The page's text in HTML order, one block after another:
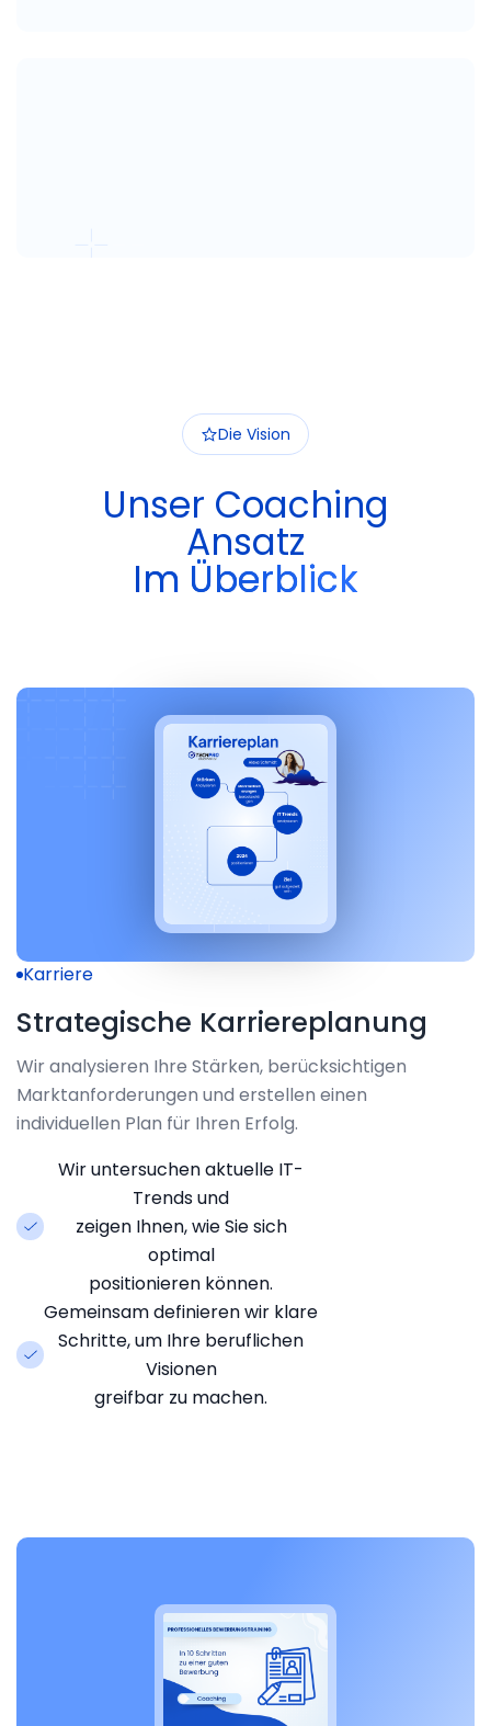
Die Vision
Unser Coaching
Ansatz
Im Überblick
Karriere
Strategische Karriereplanung
Wir analysieren Ihre Stärken, berücksichtigen
Marktanforderungen und erstellen einen
individuellen Plan für Ihren Erfolg.
Wir untersuchen aktuelle IT-
Trends und
zeigen Ihnen, wie Sie sich
optimal
positionieren können.
Gemeinsam definieren wir klare
Schritte, um Ihre beruflichen
Visionen
greifbar zu machen.